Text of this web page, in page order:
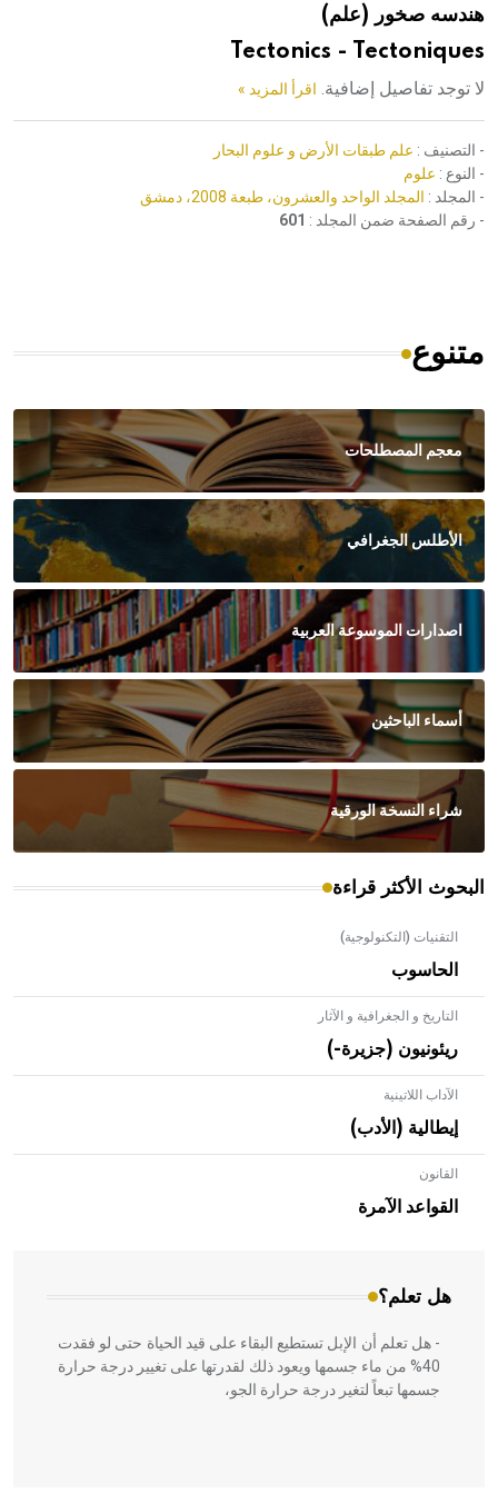
هيئة الموسوعة العربية تطلق موسوعات جديدة في عام 2026
هندسه صخور (علم)
Tectonics - Tectoniques
لا توجد تفاصيل إضافية. اقرأ المزيد »
- التصنيف : علم طبقات الأرض و علوم البحار
- النوع : علوم
- المجلد : المجلد الواحد والعشرون، طبعة 2008، دمشق
- رقم الصفحة ضمن المجلد : 601
متنوع
معجم المصطلحات
الأطلس الجغرافي
اصدارات الموسوعة العربية
أسماء الباحثين
شراء النسخة الورقية
البحوث الأكثر قراءة
التقنيات (التكنولوجية)
الحاسوب
التاريخ و الجغرافية و الآثار
ريئونيون (جزيرة-)
الآداب اللاتينية
إيطالية (الأدب)
القانون
القواعد الآمرة
هل تعلم؟
- هل تعلم أن الأبلق نوع من الفنون الهندسية التي ارتبطت
بالعمارة الإسلامية في بلاد الشام ومصر خاصة، حيث يحرص
المعمار على بناء مداميكه وخاصة في الواجهات
- هل تعلم أن الإبل تستطيع البقاء على قيد الحياة حتى لو فقدت
40% من ماء جسمها ويعود ذلك لقدرتها على تغيير درجة حرارة
جسمها تبعاً لتغير درجة حرارة الجو،